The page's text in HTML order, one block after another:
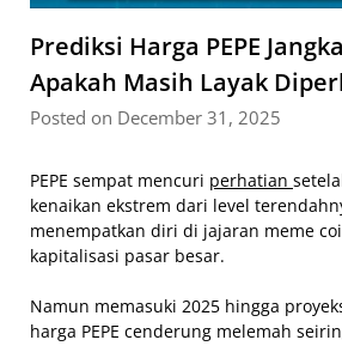
Prediksi Harga PEPE
Apakah Masih Layak
Posted on December 31, 2025
PEPE sempat mencuri perhatian
kenaikan ekstrem dari level
menempatkan diri di jajaran meme
kapitalisasi pasar besar.
Namun memasuki 2025 hingga
harga PEPE cenderung melemah